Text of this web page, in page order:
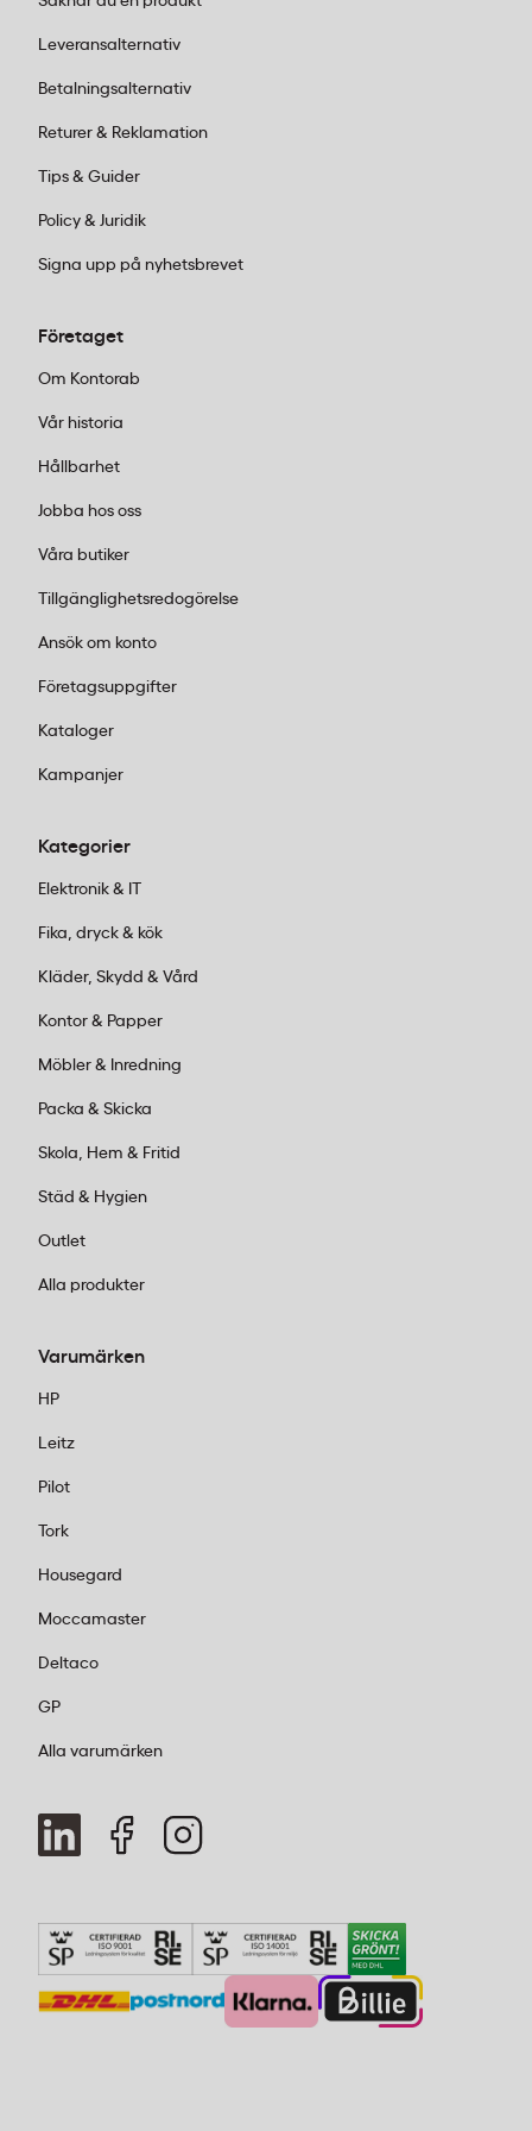
kartong, men är inte dimensionerad för tunga
industriförpackningar.
Leveransalternativ
Betalningsalternativ
Returer & Reklamation
Tips & Guider
Policy & Juridik
Signa upp på nyhetsbrevet
Företaget
Om Kontorab
Vår historia
Hållbarhet
Jobba hos oss
Våra butiker
Tillgänglighetsredogörelse
Ansök om konto
Företagsuppgifter
Kataloger
Kampanjer
Kategorier
Elektronik & IT
Fika, dryck & kök
Kläder, Skydd & Vård
Kontor & Papper
Möbler & Inredning
Packa & Skicka
Skola, Hem & Fritid
Städ & Hygien
Outlet
Alla produkter
Varumärken
HP
Leitz
Pilot
Tork
Housegard
Moccamaster
Deltaco
GP
Alla varumärken